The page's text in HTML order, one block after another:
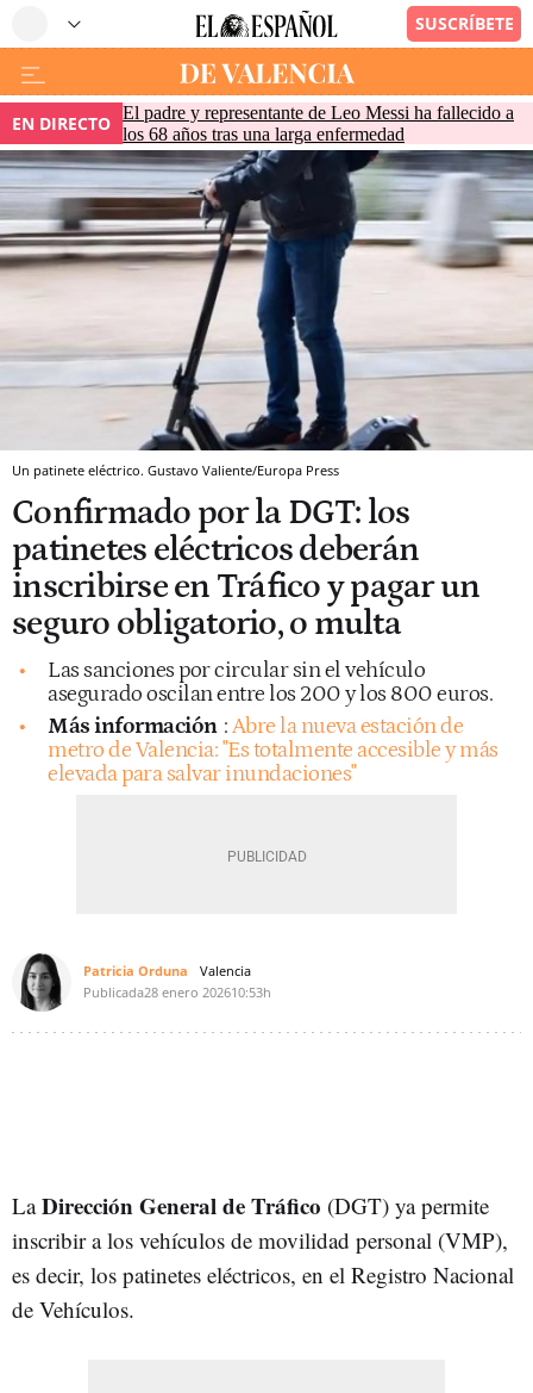
EN DIRECTO El padre y representante de Leo Messi ha fallecido a
los 68 años tras una larga enfermedad
Un patinete eléctrico. Gustavo Valiente/Europa Press
Confirmado por la DGT: los
patinetes eléctricos deberán
inscribirse en Tráfico y pagar un
seguro obligatorio, o multa
Las sanciones por circular sin el vehículo
asegurado oscilan entre los 200 y los 800 euros.
Más información :Abre la nueva estación de
metro de Valencia: "Es totalmente accesible y más
elevada para salvar inundaciones"
Patricia Orduna
Valencia
Publicada28 enero 202610:53h
LaDirección General de Tráfico (DGT) ya permite
inscribir a los vehículos de movilidad personal (VMP),
es decir, los patinetes eléctricos, en el Registro Nacional
de Vehículos.